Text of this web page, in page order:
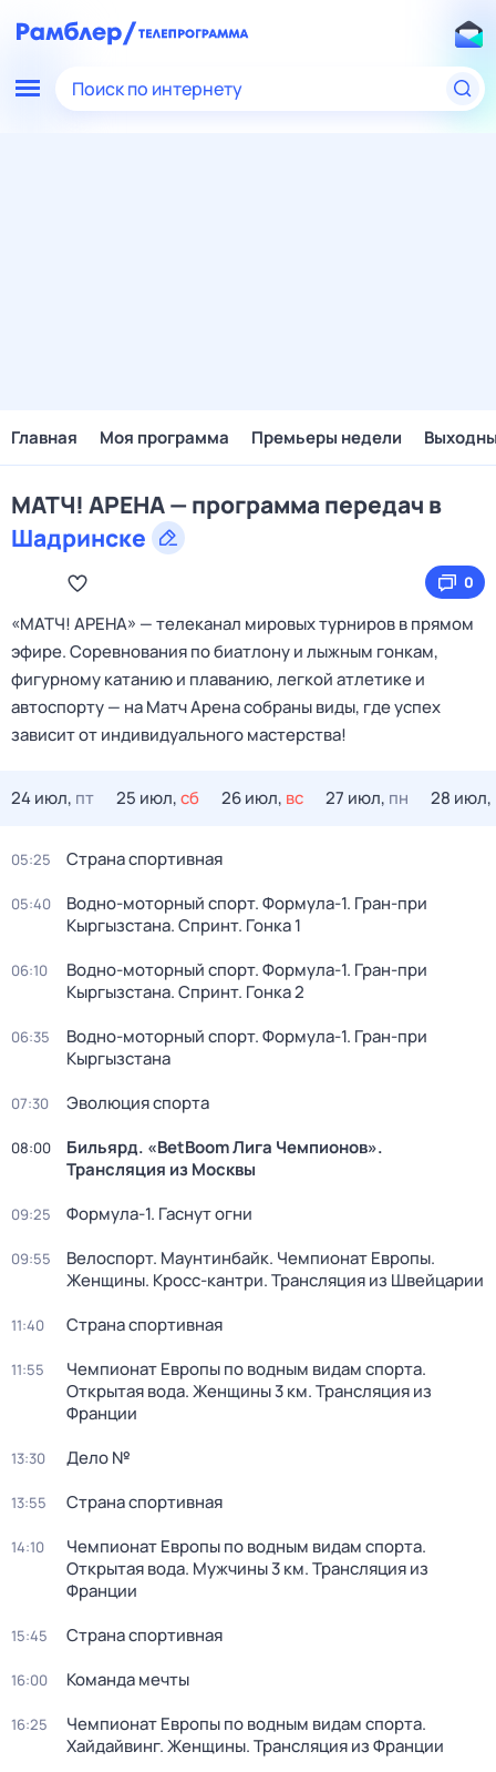
Поиск по интернету
Главная Моя программа Премьеры недели
МАТЧ! АРЕНА — программа передач в
Шадринске
0
«МАТЧ! АРЕНА» — телеканал мировых турниров в прямом
эфире. Соревнования по биатлону и лыжным гонкам,
фигурному катанию и плаванию, легкой атлетике и
автоспорту — на Матч Арена собраны виды, где успех
зависит от индивидуального мастерства!
24 июл, пт 25 июл,сб 26 июл, вс 27 июл, пн 28 июл,
05:25 Страна спортивная
05:40
Водно-моторный спорт. Формула-1. Гран-при
Кыргызстана. Спринт. Гонка 1
06:10
Водно-моторный спорт. Формула-1. Гран-при
Кыргызстана. Спринт. Гонка 2
06:35
Водно-моторный спорт. Формула-1. Гран-при
Кыргызстана
07:30 Эволюция спорта
08:00
Бильярд. «BetBoom Лига Чемпионов».
Трансляция из Москвы
09:25 Формула-1. Гаснут огни
09:55
Велоспорт. Маунтинбайк. Чемпионат Европы.
Женщины. Кросс-кантри. Трансляция из Швейцарии
11:40 Страна спортивная
11:55
Чемпионат Европы по водным видам спорта.
Открытая вода. Женщины 3 км. Трансляция из
Франции
13:30 Дело №
13:55 Страна спортивная
14:10
Чемпионат Европы по водным видам спорта.
Открытая вода. Мужчины 3 км. Трансляция из
Франции
15:45 Страна спортивная
16:00 Команда мечты
16:25
Чемпионат Европы по водным видам спорта.
Хайдайвинг. Женщины. Трансляция из Франции